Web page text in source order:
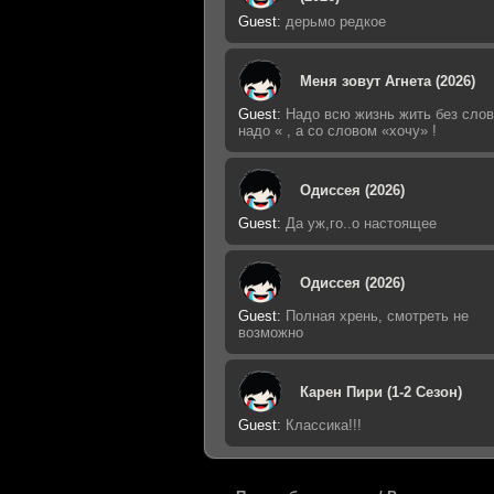
Guest: дерьмо редкое
Меня зовут Агнета (2026)
Guest: Надо всю жизнь жить без
надо « , а со словом «хочу» !
Одиссея (2026)
Guest: Да уж,го..о настоящее
Одиссея (2026)
Guest: Полная хрень, смотреть не
возможно
Карен Пири (1-2 Сезон)
Guest: Классика!!!